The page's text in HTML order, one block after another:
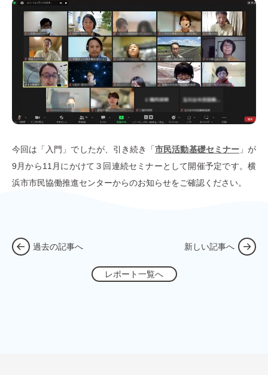
今回は「入門」でしたが、引き続き「市民活動基礎セミナー」が
9月から11月にかけて３回連続セミナーとして開催予定です。横
浜市市民協働推進センターからのお知らせをご確認ください。
過去の記事へ
レポート一覧へ
新しい記事へ